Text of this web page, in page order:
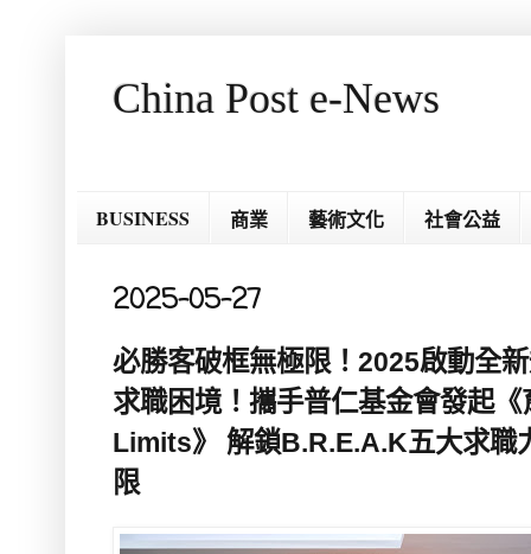
China Post e-News
BUSINESS 商業 藝術文化 社會公益
2025-05-27
必勝客破框無極限！2025啟動全
求職困境！攜手普仁基金會發起
Limits》 解鎖B.R.E.A.K五大求職
限